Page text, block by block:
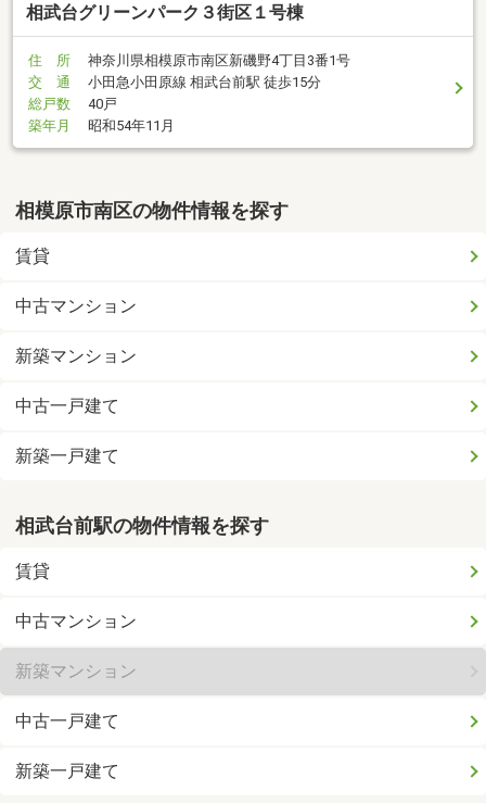
相武台グリーンパーク３街区１号棟
住 所
神奈川県相模原市南区新磯野4丁目3番1号
交 通
小田急小田原線 相武台前駅 徒歩15分
総戸数
40戸
築年月
昭和54年11月
相模原市南区の物件情報を探す
賃貸
中古マンション
新築マンション
中古一戸建て
新築一戸建て
相武台前駅の物件情報を探す
賃貸
中古マンション
新築マンション
中古一戸建て
新築一戸建て